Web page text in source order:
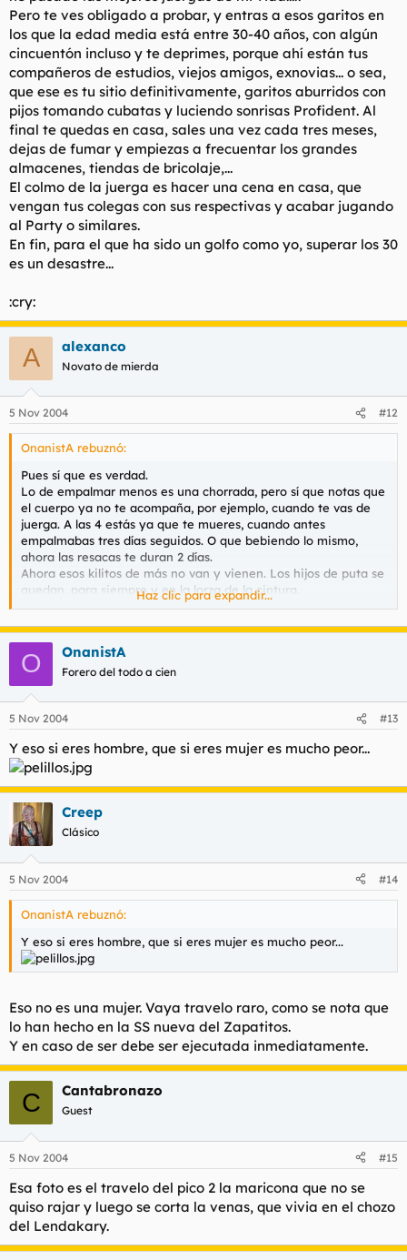
Pero te ves obligado a probar, y entras a esos garitos en
los que la edad media está entre 30-40 años, con algún
cincuentón incluso y te deprimes, porque ahí están tus
compañeros de estudios, viejos amigos, exnovias... o sea,
que ese es tu sitio definitivamente, garitos aburridos con
pijos tomando cubatas y luciendo sonrisas Profident. Al
final te quedas en casa, sales una vez cada tres meses,
dejas de fumar y empiezas a frecuentar los grandes
almacenes, tiendas de bricolaje,...
El colmo de la juerga es hacer una cena en casa, que
vengan tus colegas con sus respectivas y acabar jugando
al Party o similares.
En fin, para el que ha sido un golfo como yo, superar los 30
es un desastre...
:cry:
A alexanco
Novato de mierda
5 Nov 2004 #12
OnanistA rebuznó:
Pues sí que es verdad.
Lo de empalmar menos es una chorrada, pero sí que notas que
el cuerpo ya no te acompaña, por ejemplo, cuando te vas de
juerga. A las 4 estás ya que te mueres, cuando antes
empalmabas tres días seguidos. O que bebiendo lo mismo,
ahora las resacas te duran 2 días.
Ahora esos kilitos de más no van y vienen. Los hijos de puta se
quedan, para siempre y en la lorza de la cintura.
Luego, cuando sales de juerga, de repente te ves en garitos
piercing en la lengua y un tatoo en el brazo, pareces de la
Secreta, y la peña te mira de torcido. Bueno, las tías no te
miran ni de torcido...
Entonces piensas: "¿Quizá debería cambiar de zona?" pero ¡no!,
¡a mí la que me gusta es esta!. ¡Aquí he crecido y aquí he
Pero te ves obligado a probar, y entras a esos garitos en los
que la edad media está entre 30-40 años, con algún
cincuentón incluso y te deprimes, porque ahí están tus
compañeros de estudios, viejos amigos, exnovias... o sea, que
ese es tu sitio definitivamente, garitos aburridos con pijos
tomando cubatas y luciendo sonrisas Profident. Al final te
quedas en casa, sales una vez cada tres meses, dejas de fumar
y empiezas a frecuentar los grandes almacenes, tiendas de
bricolaje,...
El colmo de la juerga es hacer una cena en casa, que vengan
tus colegas con sus respectivas y acabar jugando al Party o
En fin, para el que ha sido un golfo como yo, superar los 30 es
un desastre...
Haz clic para expandir...
O OnanistA
Forero del todo a cien
5 Nov 2004 #13
Y eso si eres hombre, que si eres mujer es mucho peor...
Creep
Clásico
5 Nov 2004 #14
OnanistA rebuznó:
Y eso si eres hombre, que si eres mujer es mucho peor...
Eso no es una mujer. Vaya travelo raro, como se nota que
lo han hecho en la SS nueva del Zapatitos.
Y en caso de ser debe ser ejecutada inmediatamente.
C Cantabronazo
Guest
5 Nov 2004 #15
Esa foto es el travelo del pico 2 la maricona que no se
quiso rajar y luego se corta la venas, que vivia en el chozo
del Lendakary.